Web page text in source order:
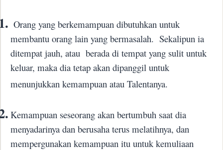
Orang yang berkemampuan dibutuhkan untuk
membantu orang lain yang bermasalah. Sekalipun ia
ditempat jauh, atau berada di tempat yang sulit untuk
keluar, maka dia tetap akan dipanggil untuk
menunjukkan kemampuan atau Talentanya.
Kemampuan seseorang akan bertumbuh saat dia
menyadarinya dan berusaha terus melatihnya, dan
mempergunakan kemampuan itu untuk kemuliaan